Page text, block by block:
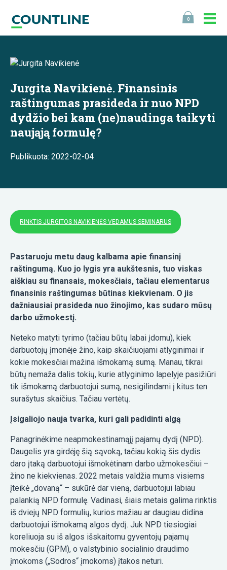
0
Jurgita Navikienė. Finansinis
raštingumas prasideda ir nuo NPD
dydžio bei kam (ne)naudinga taikyti
naująją formulę?
Publikuota: 2022-02-04
RINKTIS JURGITOS NAVIKIENĖS VEDAMUS SEMINARUS
Pastaruoju metu daug kalbama apie finansinį
raštingumą. Kuo jo lygis yra aukštesnis, tuo viskas
aiškiau su finansais, mokesčiais, tačiau elementarus
finansinis raštingumas būtinas kiekvienam. O jis
dažniausiai prasideda nuo žinojimo, kas sudaro mūsų
darbo užmokestį.
Neteko matyti tyrimo (tačiau būtų labai įdomu), kiek
darbuotojų įmonėje žino, kaip skaičiuojami atlyginimai ir
kokie mokesčiai mažina išmokamą sumą. Manau, tikrai
būtų nemaža dalis tokių, kurie atlyginimo lapelyje pasižiūri
tik išmokamą darbuotojui sumą, nesigilindami į kitus ten
surašytus skaičius. Tačiau vertėtų.
Įsigaliojo nauja tvarka, kuri gali padidinti algą
Panagrinėkime neapmokestinamąjį pajamų dydį (NPD).
Daugelis yra girdėję šią sąvoką, tačiau kokią šis dydis
daro įtaką darbuotojui išmokėtinam darbo užmokesčiui –
žino ne kiekvienas. 2022 metais valdžia mums visiems
įteikė „dovaną“ – sukūrė dar vieną, darbuotojui labiau
palankią NPD formulę. Vadinasi, šiais metais galima rinktis
iš dviejų NPD formulių, kurios mažiau ar daugiau didina
darbuotojui išmokamą algos dydį. Juk NPD tiesiogiai
koreliuoja su iš algos išskaitomu gyventojų pajamų
mokesčiu (GPM), o valstybinio socialinio draudimo
įmokoms („Sodros“ įmokoms) įtakos neturi.